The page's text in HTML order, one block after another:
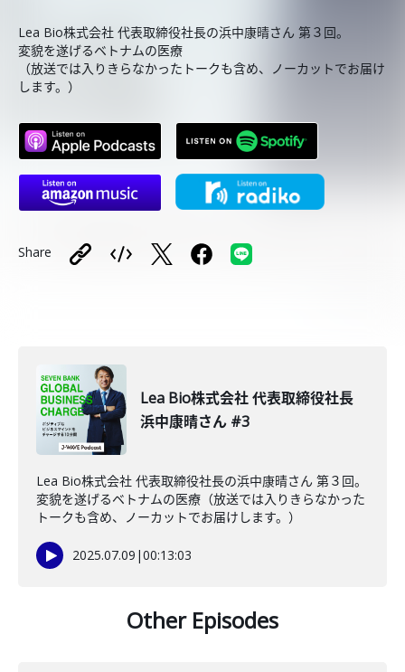
Lea Bio株式会社 代表取締役社長の浜中康晴さん 第３回。
変貌を遂げるベトナムの医療
（放送では入りきらなかったトークも含め、ノーカットでお届け
します。）
Share
Lea Bio株式会社 代表取締役社長
浜中康晴さん #3
Lea Bio株式会社 代表取締役社長の浜中康晴さん 第３回。
変貌を遂げるベトナムの医療（放送では入りきらなかった
トークも含め、ノーカットでお届けします。）
2025.07.09 |00:13:03
Other Episodes